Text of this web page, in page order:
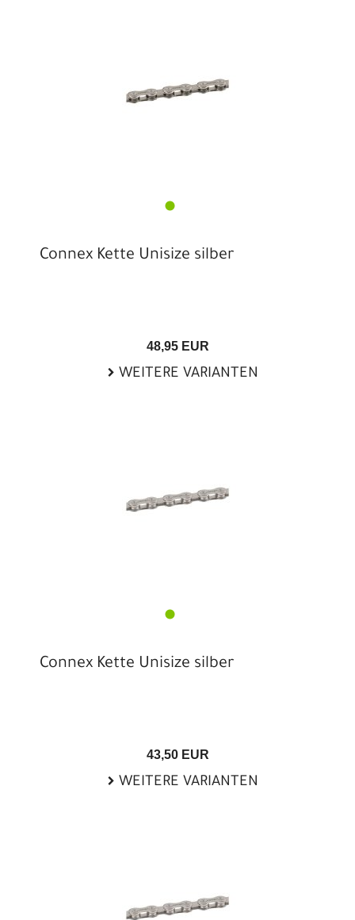
Connex Kette Unisize silber
48,95 EUR
WEITERE VARIANTEN
Connex Kette Unisize silber
43,50 EUR
WEITERE VARIANTEN